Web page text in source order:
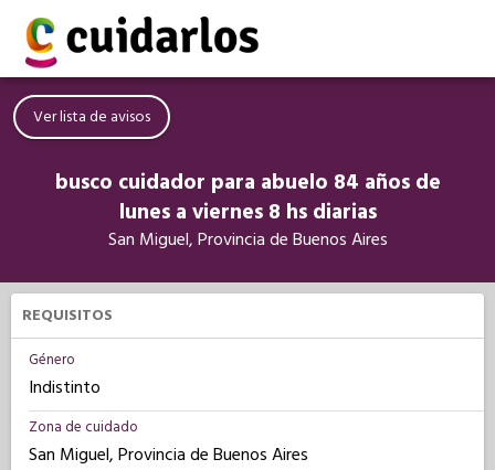
Ver lista de avisos
busco cuidador para abuelo 84 años de
lunes a viernes 8 hs diarias
San Miguel, Provincia de Buenos Aires
REQUISITOS
Género
Indistinto
Zona de cuidado
San Miguel, Provincia de Buenos Aires